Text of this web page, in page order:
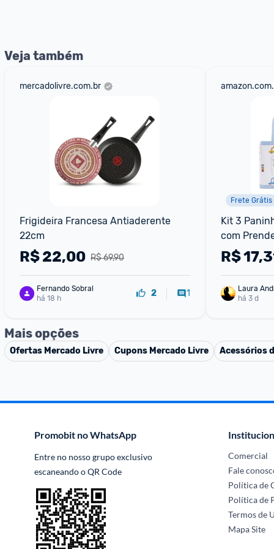
Veja também
mercadolivre.com.br
Frigideira Francesa Antiaderente
22cm
R$ 69,90
R$22,00
Fernando Sobral
há 18 h
2 1
Frete Grátis
Kit 3
com
28cm
R$
Laura
há 3 d
Mais opções
Ofertas Mercado Livre Cupons Mercado Livre Acessórios
Promobit no WhatsApp
Entre no nosso grupo exclusivo
escaneando o QR Code
Comercial
Fale
Política de
Política de
Termos de
Mapa Site